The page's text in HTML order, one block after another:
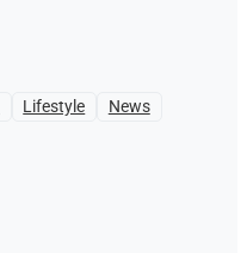
Lifestyle
News